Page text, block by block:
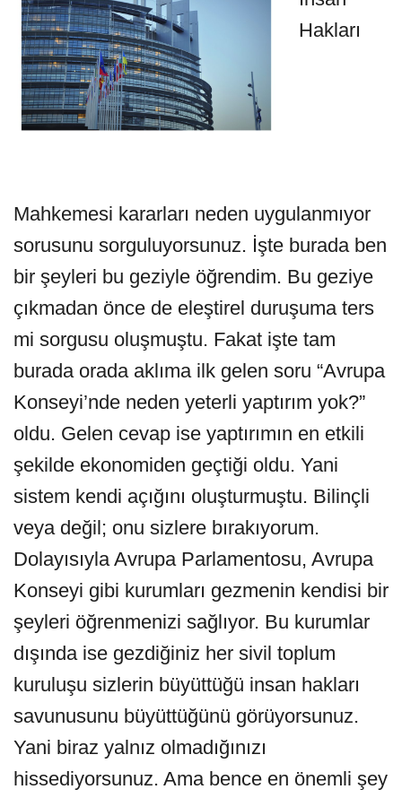
Hakları
Mahkemesi kararları neden uygulanmıyor
sorusunu sorguluyorsunuz. İşte burada ben
bir şeyleri bu geziyle öğrendim. Bu geziye
çıkmadan önce de eleştirel duruşuma ters
mi sorgusu oluşmuştu. Fakat işte tam
burada orada aklıma ilk gelen soru “Avrupa
Konseyi’nde neden yeterli yaptırım yok?”
oldu. Gelen cevap ise yaptırımın en etkili
şekilde ekonomiden geçtiği oldu. Yani
sistem kendi açığını oluşturmuştu. Bilinçli
veya değil; onu sizlere bırakıyorum.
Dolayısıyla Avrupa Parlamentosu, Avrupa
Konseyi gibi kurumları gezmenin kendisi bir
şeyleri öğrenmenizi sağlıyor. Bu kurumlar
dışında ise gezdiğiniz her sivil toplum
kuruluşu sizlerin büyüttüğü insan hakları
savunusunu büyüttüğünü görüyorsunuz.
Yani biraz yalnız olmadığınızı
hissediyorsunuz. Ama bence en önemli şey